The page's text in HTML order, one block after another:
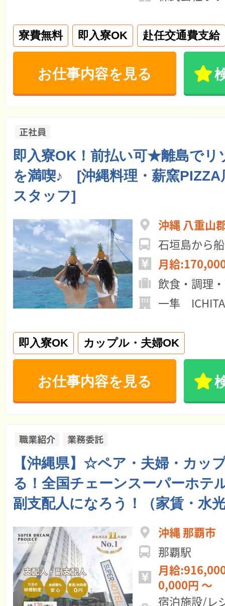
寮費無料 即入寮OK 赴任交通費支給
お仕事内容を見る
即入寮OK！前払い可★離島でリ
を満喫♪ [沖縄料理・薪窯PIZZA
スタッフ]
沖縄 八重山
石垣島から
月給
飲食・調理
一隼
即入寮OK カップル・夫婦OK
お仕事内容を見る
【沖縄県】☆ペア・夫婦・カッ
る！全国チェーンスーパーホテ
副支配人になろう！（家賃・水
沖縄 那覇市
那覇駅
月給:916,000円 ～
0,000円 ～
宿泊施設/レ